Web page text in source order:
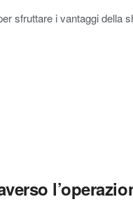
sfruttare i vantaggi della